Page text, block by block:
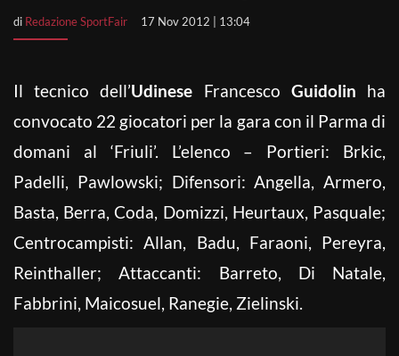
di Redazione SportFair 17 Nov 2012 | 13:04
Il tecnico dell’Udinese Francesco Guidolin ha
convocato 22 giocatori per la gara con il Parma di
domani al ‘Friuli’. L’elenco – Portieri: Brkic,
Padelli, Pawlowski; Difensori: Angella, Armero,
Basta, Berra, Coda, Domizzi, Heurtaux, Pasquale;
Centrocampisti: Allan, Badu, Faraoni, Pereyra,
Reinthaller; Attaccanti: Barreto, Di Natale,
Fabbrini, Maicosuel, Ranegie, Zielinski.